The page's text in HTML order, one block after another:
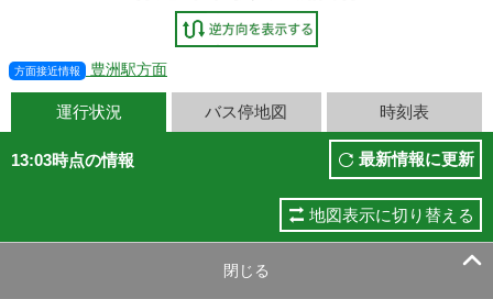
方面接近情報 豊洲駅方面
運行状況 バス停地図 時刻表
13:03時点の情報 最新情報に更新
地図表示に切り替える
閉じる 